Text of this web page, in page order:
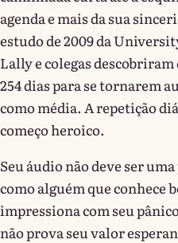
agenda e mais da sua
estudo de 2009 da
Lally e colegas
254 dias para se tornarem
como média. A repetição
começo heroico.
Seu áudio não deve ser
como alguém que conhece
impressiona com seu
não prova seu valor